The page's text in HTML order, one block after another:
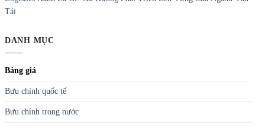
Tải
DANH MỤC
Bảng giá
Bưu chính quốc tế
Bưu chính trong nước